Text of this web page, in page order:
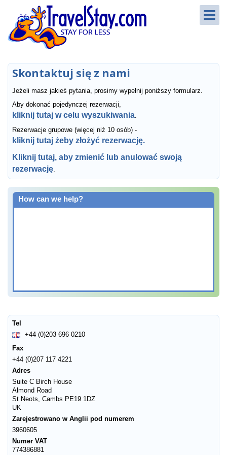
Skontaktuj się z nami
Jeżeli masz jakieś pytania, prosimy wypełnij poniższy formularz.
Aby dokonać pojedynczej rezerwacji,
kliknij tutaj w celu wyszukiwania.
Rezerwacje grupowe (więcej niż 10 osób) -
kliknij tutaj żeby złożyć rezerwację.
Kliknij tutaj, aby zmienić lub anulować swoją
rezerwację.
How can we help?
Tel
+44 (0)203 696 0210
Fax
+44 (0)207 117 4221
Adres
Suite C Birch House
Almond Road
St Neots, Cambs PE19 1DZ
UK
Zarejestrowano w Anglii pod numerem
3960605
Numer VAT
774386881